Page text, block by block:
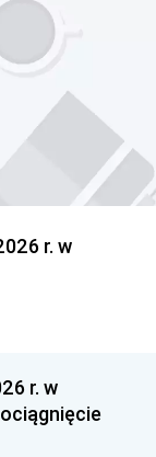
r. w
r. w